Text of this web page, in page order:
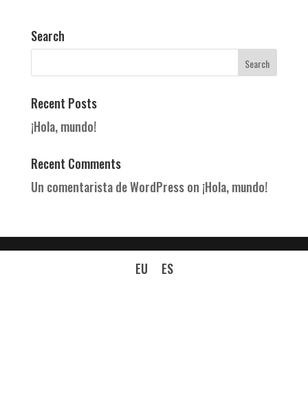
Search
Recent Posts
¡Hola, mundo!
Recent Comments
Un comentarista de WordPresson ¡Hola, mundo!
EU ES